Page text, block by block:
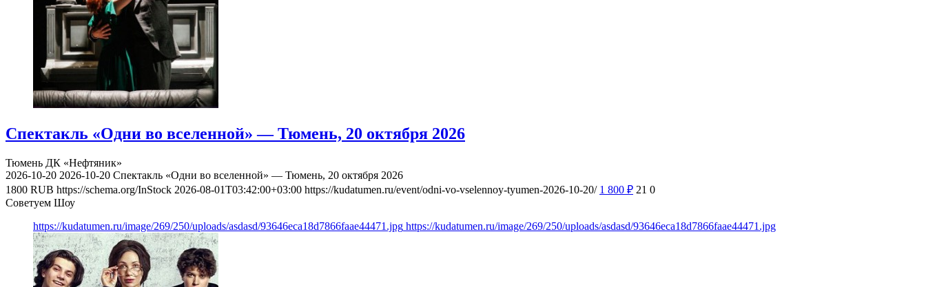
Спектакль «Одни во вселенной» — Тюмень, 20 октября 2026
Тюмень ДК «Нефтяник»
2026-10-20 2026-10-20 Спектакль «Одни во вселенной» — Тюмень, 20 октября 2026
1800 RUB https://schema.org/InStock 2026-08-01T03:42:00+03:00 https://kudatumen.ru/event/odni-vo-vselennoy-tyumen-2026-10-20/ 1 800 ₽ 21 0
Советуем Шоу
https://kudatumen.ru/image/269/250/uploads/asdasd/93646eca18d7866faae44471.jpg https://kudatumen.ru/image/269/250/uploads/asdasd/93646eca18d7866faae44471.jpg